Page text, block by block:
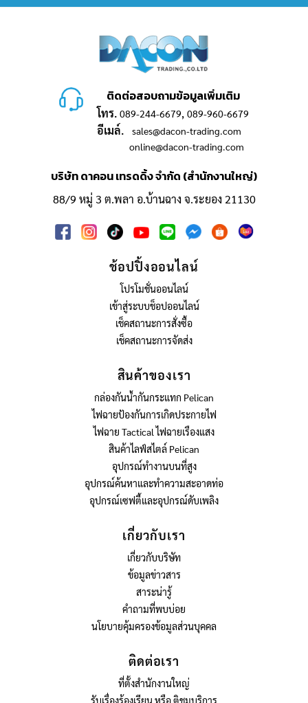
ติดต่อสอบถามข้อมูลเพิ่มเติม
โทร. 089-244-6679, 089-960-6679
อีเมล์.
sales@dacon-trading.com
online@dacon-trading.com
บริษัท ดาคอน เทรดดิ้ง จำกัด (สำนักงานใหญ่)
88/9 หมู่ 3 ต.พลา อ.บ้านฉาง จ.ระยอง 21130
ช้อปปิ้งออนไลน์
โปรโมชั่นออนไลน์
เข้าสู่ระบบช็อปออนไลน์
เช็คสถานะการสั่งซื้อ
เช็คสถานะการจัดส่ง
สินค้าของเรา
กล่องกันน้ำกันกระแทก Pelican
ไฟฉายป้องกันการเกิดประกายไฟ
ไฟฉาย Tactical ไฟฉายเรืองแสง
สินค้าไลฟ์สไตล์ Pelican
อุปกรณ์ทำงานบนที่สูง
อุปกรณ์ค้นหาและทำความสะอาดท่อ
อุปกรณ์เซฟตี้และอุปกรณ์ดับเพลิง
เกี่ยวกับเรา
เกี่ยวกับบริษัท
ข้อมูลข่าวสาร
สาระน่ารู้
คำถามที่พบบ่อย
นโยบายคุ้มครองข้อมูลส่วนบุคคล
ติดต่อเรา
ที่ตั้งสำนักงานใหญ่
รับเรื่องร้องเรียน หรือ ติชมบริการ